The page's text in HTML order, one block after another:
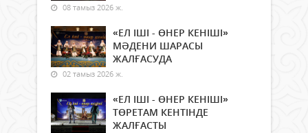
08 тамыз 2026 ж.
«ЕЛ ІШІ - ӨНЕР КЕНІШІ»
МӘДЕНИ ШАРАСЫ
ЖАЛҒАСУДА
02 тамыз 2026 ж.
«ЕЛ ІШІ - ӨНЕР КЕНІШІ»
ТӨРЕТАМ КЕНТІНДЕ
ЖАЛҒАСТЫ